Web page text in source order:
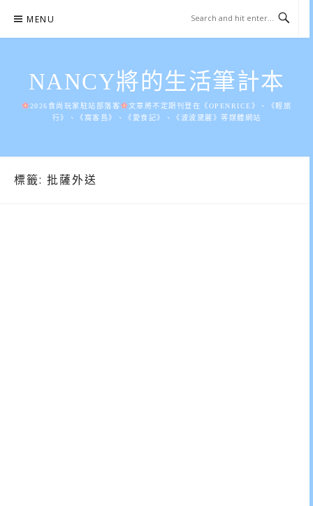
content
MENU
NANCY將的生活筆計本
2026食尚玩家駐站部落客
文章將不定期刊登在《OPENRICE》、《輕旅
行》、《窩客島》、《愛食記》、《波波黛麗》等媒體網站
標籤: 批薩外送